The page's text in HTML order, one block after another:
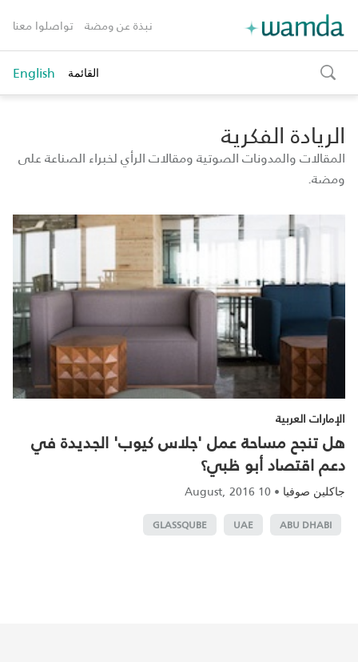
نبذة عن ومضة تواصلوا معنا
toggle
search
القائمة English
الريادة الفكرية
المقالات والمدونات الصوتية ومقالات الرأي لخبراء الصناعة على
ومضة.
الإمارات العربية
هل تنجح مساحة عمل 'جلاس كيوب' الجديدة في
دعم اقتصاد أبو ظبي؟
جاكلين صوفيا •
10 August, 2016
ABU DHABI
UAE
GLASSQUBE